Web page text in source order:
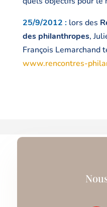
25/9/2012 : lors des
des philanthropes,
François Lemarchand
www.rencontres-